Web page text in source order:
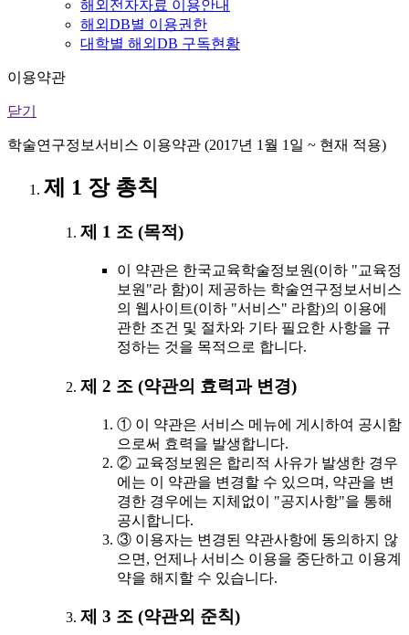
해외전자자료 이용안내
해외DB별 이용권한
대학별 해외DB 구독현황
이용약관
닫기
학술연구정보서비스 이용약관 (2017년 1월 1일 ~ 현재 적용)
제 1 장 총칙
제 1 조 (목적)
이 약관은 한국교육학술정보원(이하 "교육정
보원"라 함)이 제공하는 학술연구정보서비스
의 웹사이트(이하 "서비스" 라함)의 이용에
관한 조건 및 절차와 기타 필요한 사항을 규
정하는 것을 목적으로 합니다.
제 2 조 (약관의 효력과 변경)
① 이 약관은 서비스 메뉴에 게시하여 공시함
으로써 효력을 발생합니다.
② 교육정보원은 합리적 사유가 발생한 경우
에는 이 약관을 변경할 수 있으며, 약관을 변
경한 경우에는 지체없이 "공지사항"을 통해
공시합니다.
③ 이용자는 변경된 약관사항에 동의하지 않
으면, 언제나 서비스 이용을 중단하고 이용계
약을 해지할 수 있습니다.
제 3 조 (약관외 준칙)